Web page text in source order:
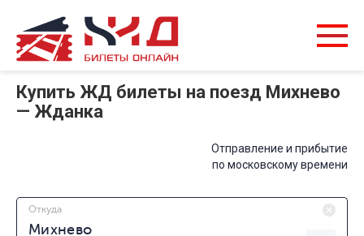
Купить ЖД билеты на поезд Михнево
— Жданка
Отправление и прибытие
по московскому времени
Откуда